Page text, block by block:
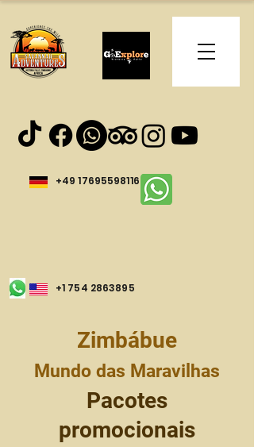
+49 17695598116
+1 754 2863895
Zimbábue
Mundo das Maravilhas
Pacotes
promocionais